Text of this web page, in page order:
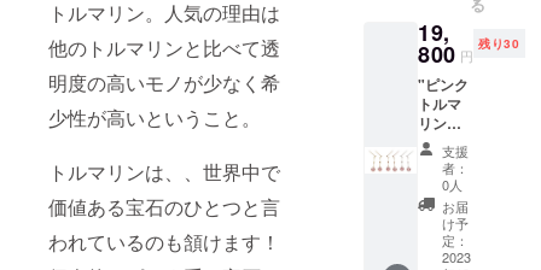
トルマリン。人気の理由は
他のトルマリンと比べて透
明度の高いモノが少なく希
少性が高いということ。
トルマリンは、、世界中で
価値ある宝石のひとつと言
われているのも頷けます！
がござ
いま
写真と
実際の
商品で
は、
ディス
プレイ
によっ
て色合
いに違
いが生
ド）/K1
0PG（
ピンク
ゴール
ド） ※
オプ
ション
より3種
類から
お選び
いただ
けま
す。 ※
石サイ
ズ
（約）
：
4.0mm
チェー
ンの長
さ：
40cm
付属
品：品
質保証
19,
800 円
残り30
"ピンク
トルマ
リン 4
本爪ぶ
ら下が
りピア
ス p2
【仕
様】 石
のサイ
支援
者：
0人
お届
け予
定：
2023